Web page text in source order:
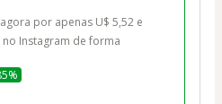
por apenas U$ 5,52 e
Instagram de forma